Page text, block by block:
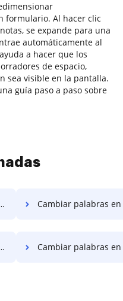
formulario. Al hacer clic
se expande para una
automáticamente al
a hacer que los
de espacio,
sea visible en la pantalla.
guía paso a paso sobre
Cambiar palabras en PDF en
Cambiar palabras en PDF